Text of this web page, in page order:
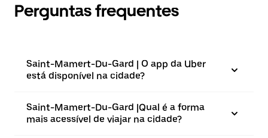
Perguntas frequentes
Saint-Mamert-Du-Gard | O app da Uber
está disponível na cidade?
Saint-Mamert-Du-Gard |⁠Qual é a forma
mais acessível de viajar na cidade?